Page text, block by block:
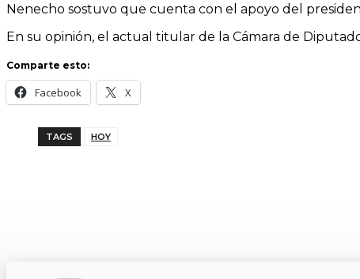
Nenecho sostuvo que cuenta con el apoyo del
En su opinión, el actual titular de la Cámara de
Comparte esto:
Facebook X
TAGS HOY